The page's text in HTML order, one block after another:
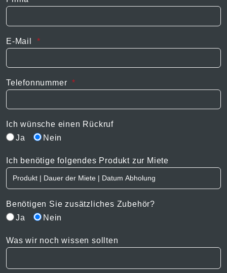
E-Mail
Telefonnummer
Ich wünsche einen Rückruf
Ja
Nein
Ich benötige folgendes Produkt zur Miete
Benötigen Sie zusätzliches Zubehör?
Ja
Nein
Was wir noch wissen sollten